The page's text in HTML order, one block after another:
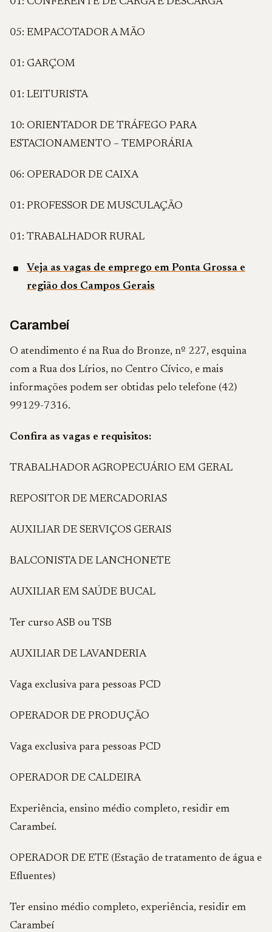
05: EMPACOTADOR A MÃO
01: GARÇOM
01: LEITURISTA
10: ORIENTADOR DE TRÁFEGO PARA
ESTACIONAMENTO – TEMPORÁRIA
06: OPERADOR DE CAIXA
01: PROFESSOR DE MUSCULAÇÃO
01: TRABALHADOR RURAL
Veja as vagas de emprego em Ponta Grossa e
região dos Campos Gerais
Carambeí
O atendimento é na Rua do Bronze, nº 227, esquina
com a Rua dos Lírios, no Centro Cívico, e mais
informações podem ser obtidas pelo telefone (42)
99129-7316.
Confira as vagas e requisitos:
TRABALHADOR AGROPECUÁRIO EM GERAL
REPOSITOR DE MERCADORIAS
AUXILIAR DE SERVIÇOS GERAIS
BALCONISTA DE LANCHONETE
AUXILIAR EM SAÚDE BUCAL
Ter curso ASB ou TSB
AUXILIAR DE LAVANDERIA
Vaga exclusiva para pessoas PCD
OPERADOR DE PRODUÇÃO
Vaga exclusiva para pessoas PCD
OPERADOR DE CALDEIRA
Experiência, ensino médio completo, residir em
Carambeí.
OPERADOR DE ETE (Estação de tratamento de água e
Efluentes)
Ter ensino médio completo, experiência, residir em
Carambeí